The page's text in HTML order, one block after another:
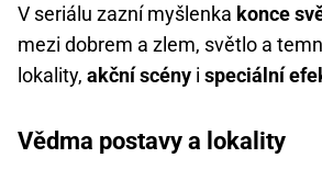
V seriálu zazní myšlenka konce
mezi dobrem a zlem, světlo a
lokality, akční scény i speciální
Vědma postavy a lokality